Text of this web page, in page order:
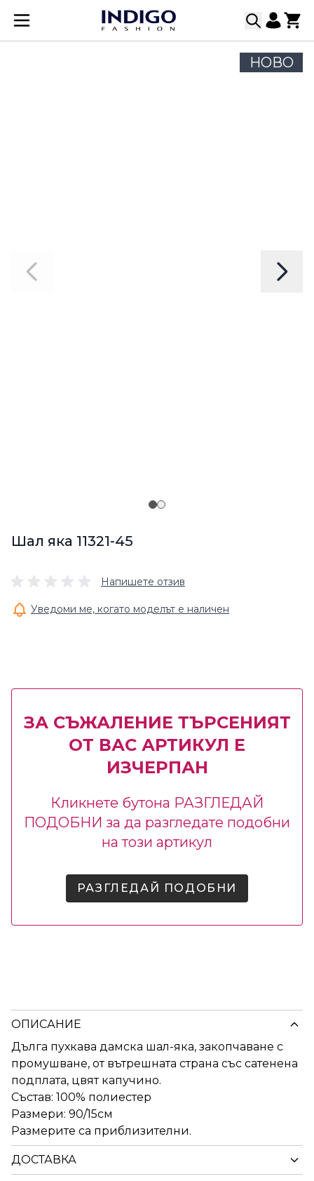
Прескачане към съдържанието
НОВО
Шал яка 11321-45
Напишете отзив
Уведоми ме, когато моделът е наличен
ЗА СЪЖАЛЕНИЕ ТЪРСЕНИЯТ
ОТ ВАС АРТИКУЛ Е
ИЗЧЕРПАН
Кликнете бутона РАЗГЛЕДАЙ
ПОДОБНИ за да разгледате подобни
на този артикул
РАЗГЛЕДАЙ ПОДОБНИ
ОПИСАНИЕ
Дълга пухкава дамска шал-яка, закопчаване с
промушване, от вътрешната страна със сатенена
подплата, цвят капучино.
Състав: 100% полиестер
Размери: 90/15см
Размерите са приблизителни.
ДОСТАВКА